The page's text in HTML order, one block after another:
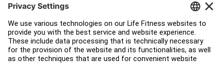
配件
支援
健身室佈局
服務中心